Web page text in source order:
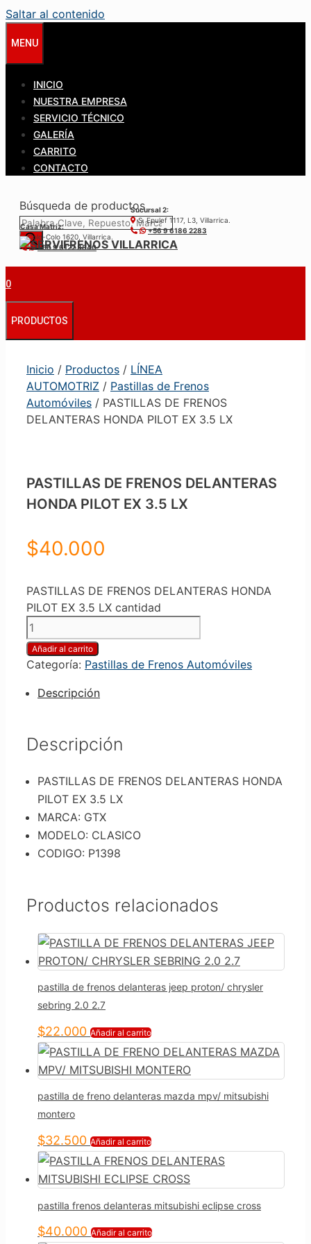
Saltar al contenido
MENU
INICIO
NUESTRA EMPRESA
SERVICIO TÉCNICO
GALERÍA
CARRITO
CONTACTO
Búsqueda de productos
Casa Matríz:
Colo-Colo 1620, Villarrica.
+56 9 6122 3840
Sucursal 2:
S. Epulef 1117, L3, Villarrica.
+56 9 6186 2283
0
PRODUCTOS
Inicio / Productos / LÍNEA
AUTOMOTRIZ / Pastillas de Frenos
Automóviles / PASTILLAS DE FRENOS
DELANTERAS HONDA PILOT EX 3.5 LX
PASTILLAS DE FRENOS DELANTERAS
HONDA PILOT EX 3.5 LX
$40.000
PASTILLAS DE FRENOS DELANTERAS HONDA
PILOT EX 3.5 LX cantidad
Añadir al carrito
Categoría: Pastillas de Frenos Automóviles
Descripción
Descripción
PASTILLAS DE FRENOS DELANTERAS HONDA
PILOT EX 3.5 LX
MARCA: GTX
MODELO: CLASICO
CODIGO: P1398
Productos relacionados
pastilla de frenos delanteras jeep proton/ chrysler
sebring 2.0 2.7
$22.000 Añadir al carrito
pastilla de freno delanteras mazda mpv/ mitsubishi
montero
$32.500 Añadir al carrito
pastilla frenos delanteras mitsubishi eclipse cross
$40.000 Añadir al carrito